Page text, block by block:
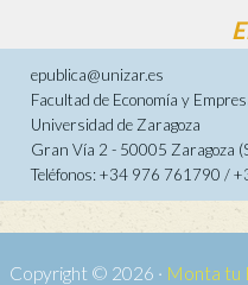
epublica@unizar.es
Facultad de Economía y
Universidad de Zaragoza
Gran Vía 2 - 50005 Zaragoza
Teléfonos: +34 976 761790 /
Copyright © 2026 · Monta tu